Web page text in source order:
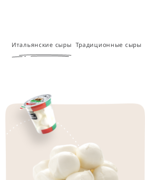
Итальянские сыры Традиционные сыры